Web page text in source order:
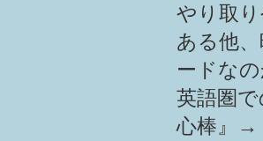
やり取
ある他
ードな
英語圏
心棒』→